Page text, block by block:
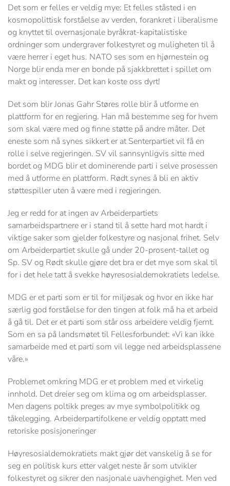
Det som er felles er veldig mye: Et felles ståsted i en
kosmopolittisk forståelse av verden, forankret i liberalisme
og knyttet til overnasjonale byråkrat-kapitalistiske
ordninger som undergraver folkestyret og muligheten til å
være herrer i eget hus. NATO ses som en hjørnestein og
Norge blir enda mer en bonde på sjakkbrettet i spillet om
makt og interesser. Det kan koste oss dyrt!
Det som blir Jonas Gahr Støres rolle blir å utforme en
plattform for en regjering. Han må bestemme seg for hvem
som skal være med og finne støtte på andre måter. Det
eneste som nå synes sikkert er at Senterpartiet vil få en
rolle i selve regjeringen. SV vil sannsynligvis sitte med
bordet og MDG blir et dominerende parti i selve prosessen
med å utforme en plattform. Rødt synes å bli en aktiv
støttespiller uten å være med i regjeringen.
Jeg er redd for at ingen av Arbeiderpartiets
samarbeidspartnere er i stand til å sette hard mot hardt i
viktige saker som gjelder folkestyre og nasjonal frihet. Selv
om Arbeiderpartiet skulle gå under 20-prosent-tallet og
Sp. SV og Rødt skulle gjøre det bra er det mye som skal til
for i det hele tatt å svekke høyresosialdemokratiets ledelse.
MDG er et parti som er til for miljøsak og hvor en ikke har
særlig god forståelse for den tingen at folk må ha et arbeid
å gå til. Det er et parti som står oss arbeidere veldig fjernt.
Som en sa på landsmøtet til Fellesforbundet: «Vi kan ikke
samarbeide med et parti som vil legge ned arbeidsplassene
våre.»
Problemet omkring MDG er et problem med et virkelig
innhold. Det dreier seg om klima og om arbeidsplasser.
Men dagens poltikk preges av mye symbolpolitikk og
tåkelegging. Arbeiderpartifolkene er veldig opptatt med
retoriske posisjoneringer
Høyresosialdemokratiets makt gjør det vanskelig å se for
seg en politisk kurs etter valget neste år som utvikler
folkestyret og sikrer den nasjonale uavhengighet. Men ved